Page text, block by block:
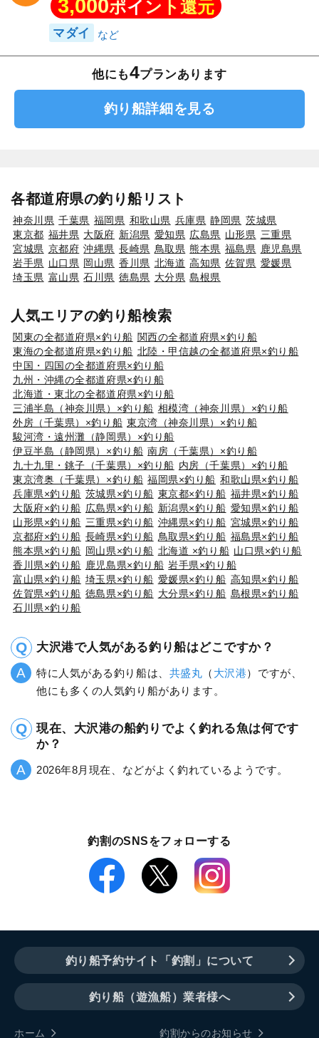
3,000ポイント還元
マダイ
他にも4プランあります
釣り船詳細を見る
各都道府県の釣り船リスト
神奈川県 千葉県 福岡県 和歌山県 兵庫県 静岡県 茨城県
東京都 福井県 大阪府 新潟県 愛知県 広島県 山形県 三重県
宮城県 京都府 沖縄県 長崎県 鳥取県 熊本県 福島県
鹿児島県
岩手県 山口県 岡山県 香川県 北海道 高知県 佐賀県 愛媛県
埼玉県 富山県 石川県 徳島県 大分県 島根県
人気エリアの釣り船検索
関東の全都道府県×釣り船 関西の全都道府県×釣り船
東海の全都道府県×釣り船 北陸・甲信越の全都道府県×釣り船
中国・四国の全都道府県×釣り船
九州・沖縄の全都道府県×釣り船
北海道・東北の全都道府県×釣り船
三浦半島（神奈川県）×釣り船 相模湾（神奈川県）×釣り船
外房（千葉県）×釣り船 東京湾（神奈川県）×釣り船
駿河湾・遠州灘（静岡県）×釣り船
伊豆半島（静岡県）×釣り船 南房（千葉県）×釣り船
九十九里・銚子（千葉県）×釣り船 内房（千葉県）×釣り船
東京湾奥（千葉県）×釣り船 福岡県×釣り船 和歌山県×釣り船
兵庫県×釣り船 茨城県×釣り船 東京都×釣り船 福井県×釣り船
大阪府×釣り船 広島県×釣り船 新潟県×釣り船 愛知県×釣り船
山形県×釣り船 三重県×釣り船 沖縄県×釣り船 宮城県×釣り船
京都府×釣り船 長崎県×釣り船 鳥取県×釣り船 福島県×釣り船
熊本県×釣り船 岡山県×釣り船 北海道 ×釣り船 山口県×釣り船
香川県×釣り船 鹿児島県×釣り船 岩手県×釣り船
富山県×釣り船 埼玉県×釣り船 愛媛県×釣り船 高知県×釣り船
佐賀県×釣り船 徳島県×釣り船 大分県×釣り船 島根県×釣り船
石川県×釣り船
大沢港で人気がある釣り船はどこですか？
特に人気がある釣り船は、 共盛丸 （ 大沢港）ですが、
他にも多くの人気釣り船があります。
現在、大沢港の船釣りでよく釣れる魚は何です
か？
2026年8月現在、などがよく釣れているようです。
釣割のSNSをフォローする
釣り船予約サイト「釣割」について
釣り船（遊漁船）業者様へ
ホーム
釣割からのお知らせ